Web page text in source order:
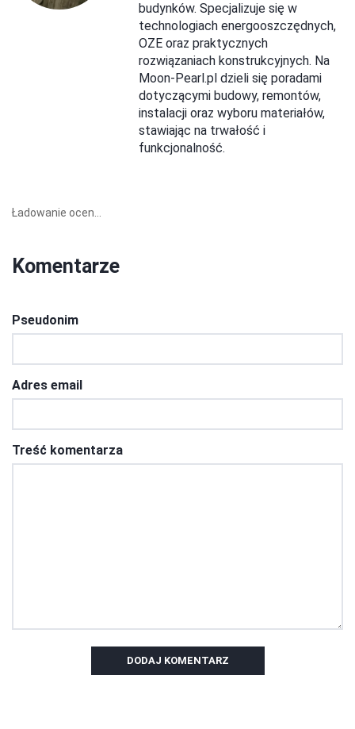
budynków. Specjalizuje się w
technologiach energooszczędnych,
OZE oraz praktycznych
rozwiązaniach konstrukcyjnych. Na
Moon-Pearl.pl dzieli się poradami
dotyczącymi budowy, remontów,
instalacji oraz wyboru materiałów,
stawiając na trwałość i
funkcjonalność.
Ładowanie ocen...
Komentarze
Pseudonim
Adres email
Treść komentarza
DODAJ KOMENTARZ